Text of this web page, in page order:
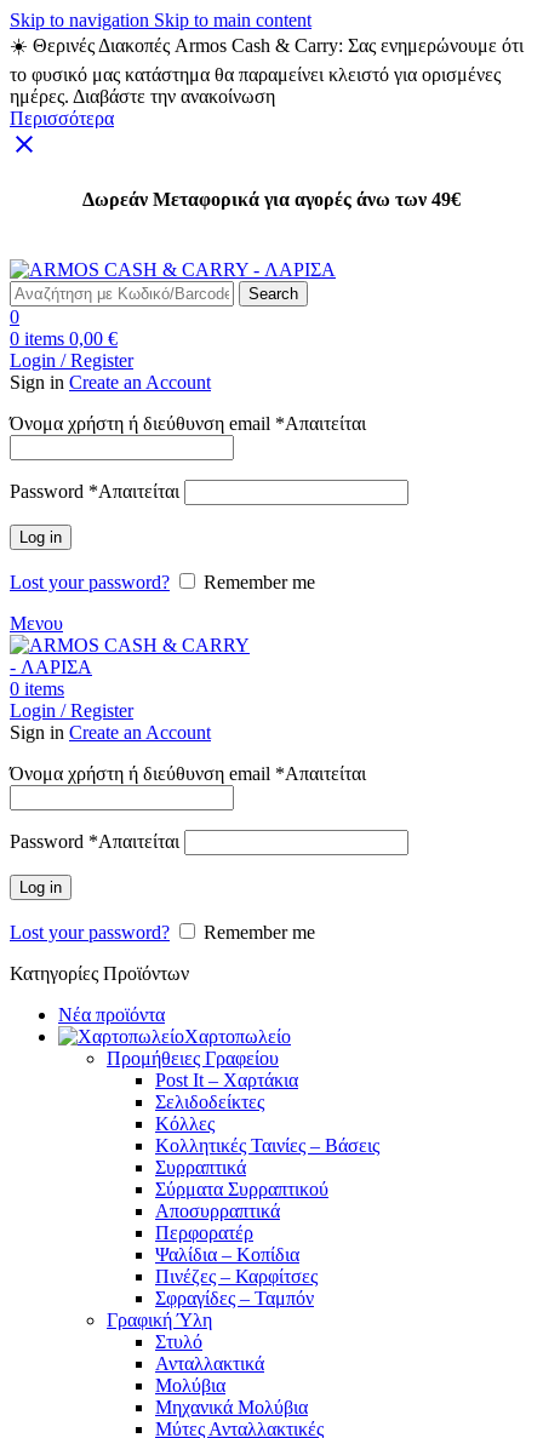
Skip to navigation Skip to main content
☀️ Θερινές Διακοπές Armos Cash & Carry: Σας ενημερώνουμε ότι
το φυσικό μας κατάστημα θα παραμείνει κλειστό για ορισμένες
ημέρες. Διαβάστε την ανακοίνωση
Περισσότερα
Δωρεάν Μεταφορικά για αγορές άνω των 49€
Search
0
0 items 0,00 €
Login / Register
Sign in Create an Account
Όνομα χρήστη ή διεύθυνση email *Απαιτείται
Password *Απαιτείται
Log in
Lost your password?
Remember me
Μενου
0 items
Login / Register
Sign in Create an Account
Όνομα χρήστη ή διεύθυνση email *Απαιτείται
Password *Απαιτείται
Log in
Lost your password?
Remember me
Κατηγορίες Προϊόντων
Νέα προϊόντα
Χαρτοπωλείο
Προμήθειες Γραφείου
Post It – Χαρτάκια
Σελιδοδείκτες
Κόλλες
Κολλητικές Ταινίες – Βάσεις
Συρραπτικά
Σύρματα Συρραπτικού
Αποσυρραπτικά
Περφορατέρ
Ψαλίδια – Κοπίδια
Πινέζες – Καρφίτσες
Σφραγίδες – Ταμπόν
Γραφική Ύλη
Στυλό
Ανταλλακτικά
Μολύβια
Μηχανικά Μολύβια
Μύτες Ανταλλακτικές